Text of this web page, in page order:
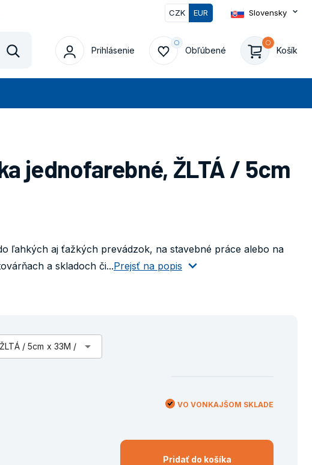
CZK EUR Slovensky
Vyhledat
Prihlásenie Obľúbené Košík
jednofarebné, ŽLTÁ / 5cm
ľahkých aj ťažkých prevádzok, na stavebné práce alebo na
a skladoch či...Prejsť na popis
/ 5cm x 33M / arrow_drop_down
VO VONKAJŠOM SKLADE
Pridať do košíka